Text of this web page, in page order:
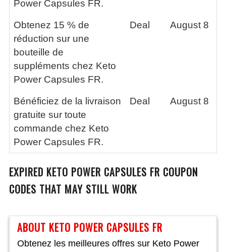
ABOUT KETO POWER CAPSULES FR
Obtenez les meilleures offres sur Keto Power
Power Capsules FR.
Obtenez 15 % de
réduction sur une
bouteille de
suppléments chez Keto
Power Capsules FR.
Deal August 8
Bénéficiez de la livraison
gratuite sur toute
commande chez Keto
Power Capsules FR.
Deal August 8
EXPIRED KETO POWER CAPSULES FR COUPON
CODES THAT MAY STILL WORK